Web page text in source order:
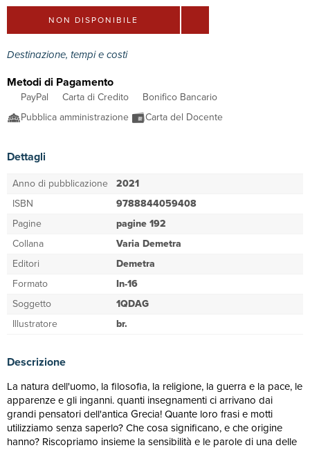
NON DISPONIBILE
Destinazione, tempi e costi
Metodi di Pagamento
PayPal Carta di Credito
Bonifico Bancario
Pubblica amministrazione
Carta del Docente
Dettagli
Anno di pubblicazione 2021
ISBN
9788844059408
Pagine
pagine 192
Collana
Varia Demetra
Editori
Demetra
Formato
In-16
Soggetto
1QDAG
Illustratore
br.
Descrizione
La natura dell'uomo, la filosofia, la religione, la guerra e la pace, le
apparenze e gli inganni. quanti insegnamenti ci arrivano dai
grandi pensatori dell'antica Grecia! Quante loro frasi e motti
utilizziamo senza saperlo? Che cosa significano, e che origine
hanno? Riscopriamo insieme la sensibilità e le parole di una delle